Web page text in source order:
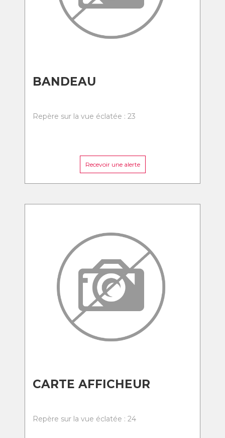
BANDEAU
Repère sur la vue éclatée : 23
Recevoir une alerte
CARTE AFFICHEUR
Repère sur la vue éclatée : 24